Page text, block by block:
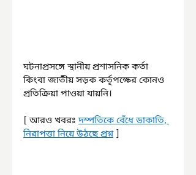
ঘটনাপ্রসঙ্গে স্থানীয় প্রশাসনিক কর্তা
কিংবা জাতীয় সড়ক কর্তৃপক্ষের কোনও
প্রতিক্রিয়া পাওয়া যায়নি।
[ আরও খবরঃ দম্পতিকে বেঁধে ডাকাতি,
নিরাপত্তা নিয়ে উঠছে প্রশ্ন ]